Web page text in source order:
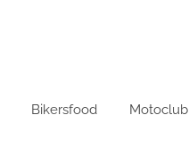
Bikersfood Motoclub